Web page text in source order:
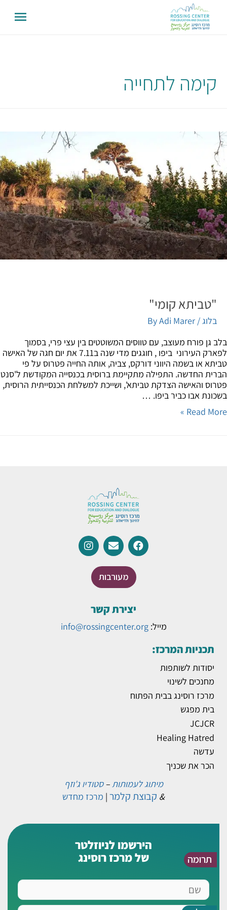
קימה לתחייה
"טביתא קומי"
בלוג/ By
Adi Marer
גן פורח מעוצב, עם טווסים המשוטטים בין עצי פרי, בסמוך
לפארק העירוני ביפו , חוגגים מדי שנה ב7.11 את יום חגה של האישה
או בשמה היווני דורקס, צביה, אותה החייה פטרוס על פי
החדשה. התפילה מתקיימת ברוסית בכנסייה המקודשת ל'סנט
והאישה הצדקת טביתא', ושייכת למשלחת הכנסייתית הרוסית,
אבו כביר ביפו. …
Read
תרומה
מעורבות
יצירת קשר
מייל:info@rossingcenter.org
תכניות המרכז:
יסודות לשותפות
מחנכים לשינוי
מרכז רוסינג בבית הפתוח
בית מפגש
JCJCR
Healing Hatred
עדשה
הכר את שכניך
מיתוג לעמותות–סטודיו ג'וזף
קבוצת קלמר|מרכז מחדש
הירשמו לניוזלטר
של מרכז רוסינג